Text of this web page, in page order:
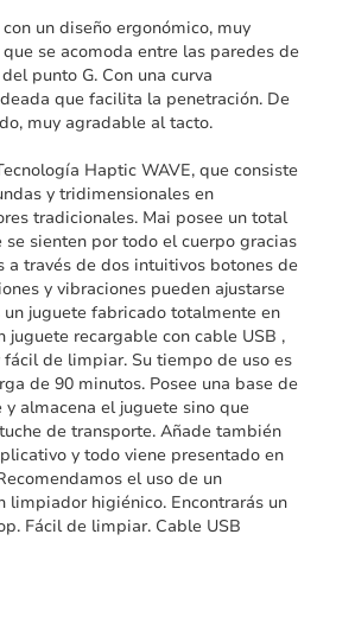
un diseño ergonómico, muy
se acomoda entre las paredes de
punto G. Con una curva
que facilita la penetración. De
muy agradable al tacto.
Haptic WAVE, que consiste
y tridimensionales en
tradicionales. Mai posee un total
sienten por todo el cuerpo gracias
a través de dos intuitivos botones de
y vibraciones pueden ajustarse
juguete fabricado totalmente en
juguete recargable con cable USB ,
de limpiar. Su tiempo de uso es
de 90 minutos. Posee una base de
almacena el juguete sino que
de transporte. Añade también
y todo viene presentado en
el uso de un
limpiador higiénico. Encontrarás un
Fácil de limpiar. Cable USB